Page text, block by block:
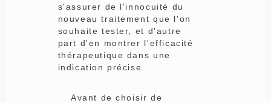
s'assurer de l'innocuité du
nouveau traitement que l'on
souhaite tester, et d'autre
part d'en montrer l'efficacité
thérapeutique dans une
indication précise.
Avant de choisir de